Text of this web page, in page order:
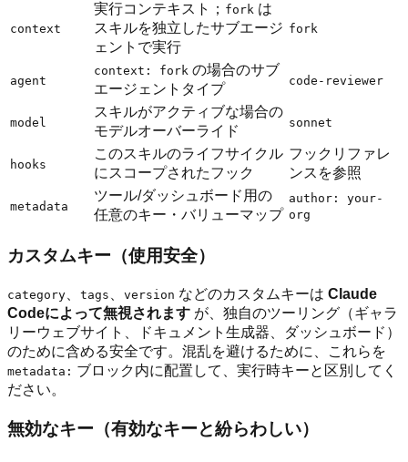
context
実行コンテキスト； fork は
スキルを独立したサブエージ
ェントで実行
fork
agent
context: fork の場合のサブ
エージェントタイプ
code-reviewer
model
スキルがアクティブな場合の
モデルオーバーライド
sonnet
hooks
このスキルのライフサイクル
にスコープされたフック
フックリファレ
ンスを参照
metadata
ツール/ダッシュボード用の
任意のキー・バリューマップ
author: your-
org
カスタムキー（使用安全）
category tags version などのカスタムキーは Claude
Codeによって無視されます が、独自のツーリング（ギャラ
リーウェブサイト、ドキュメント生成器、ダッシュボード）
のために含める安全です。混乱を避けるために、これらを
metadata: ブロック内に配置して、実行時キーと区別してく
ださい。
無効なキー（有効なキーと紛らわしい）